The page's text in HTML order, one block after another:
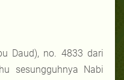
Daud), no. 4833 dari
sesungguhnya Nabi